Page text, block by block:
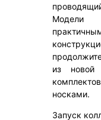
Модели
из новой
носками.
Запуск